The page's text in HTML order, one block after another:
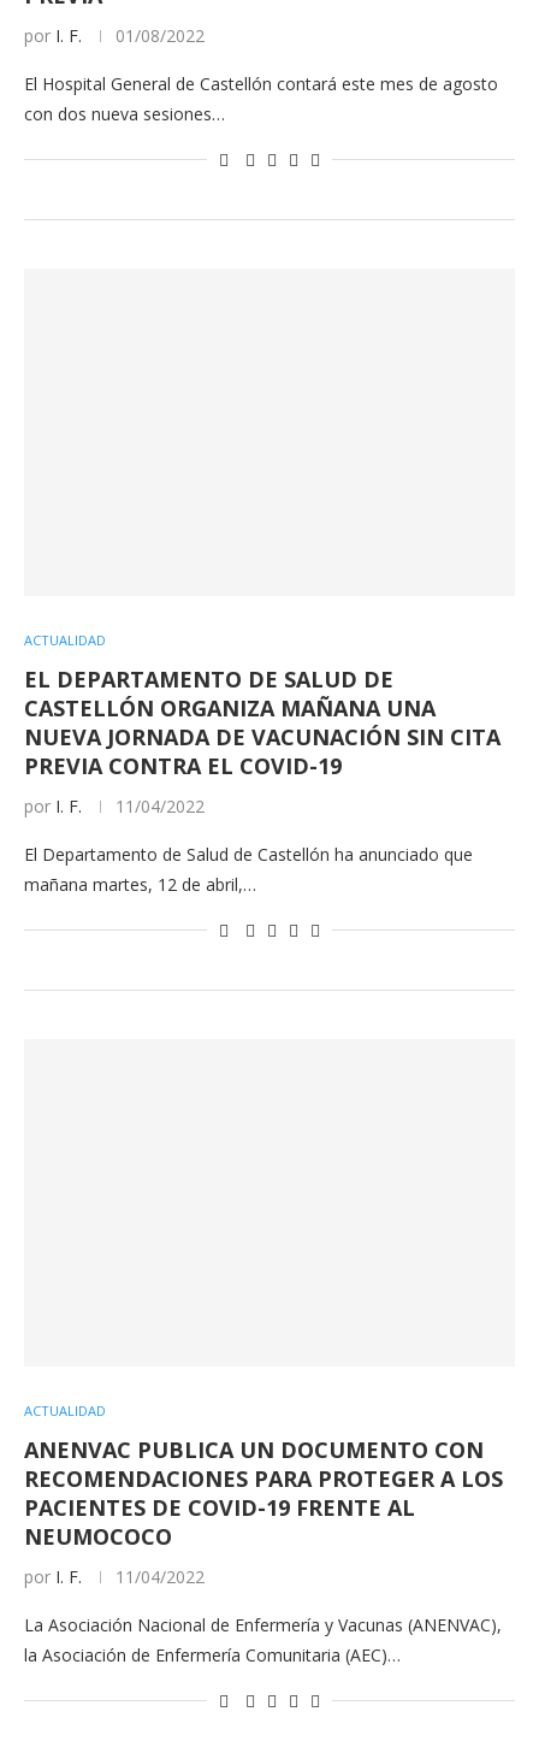
por I. F. 01/08/2022
El Hospital General de Castellón contará este mes de agosto
con dos nueva sesiones…
ACTUALIDAD
EL DEPARTAMENTO DE SALUD DE
CASTELLÓN ORGANIZA MAÑANA UNA
NUEVA JORNADA DE VACUNACIÓN SIN CITA
PREVIA CONTRA EL COVID-19
por I. F. 11/04/2022
El Departamento de Salud de Castellón ha anunciado que
mañana martes, 12 de abril,…
ACTUALIDAD
ANENVAC PUBLICA UN DOCUMENTO CON
RECOMENDACIONES PARA PROTEGER A LOS
PACIENTES DE COVID-19 FRENTE AL
NEUMOCOCO
por I. F. 11/04/2022
La Asociación Nacional de Enfermería y Vacunas (ANENVAC),
la Asociación de Enfermería Comunitaria (AEC)…